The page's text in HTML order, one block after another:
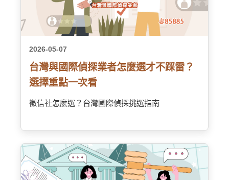
2026-05-07
台灣與國際偵探業者怎麼選才不踩雷？
選擇重點一次看
徵信社怎麼選？台灣國際偵探挑選指南